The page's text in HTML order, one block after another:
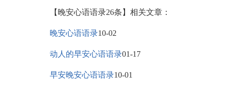
【晚安心语语录26条】相关文章：
晚安心语语录10-02
动人的早安心语语录01-17
早安晚安心语语录10-01